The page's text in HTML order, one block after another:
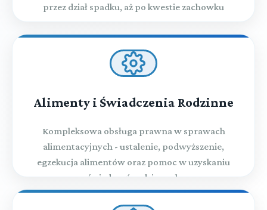
przez dział spadku, aż po kwestie zachowku
Alimenty i Świadczenia Rodzinne
Kompleksowa obsługa prawna w sprawach
alimentacyjnych - ustalenie, podwyższenie,
egzekucja alimentów oraz pomoc w uzyskaniu
świadczeń rodzinnych